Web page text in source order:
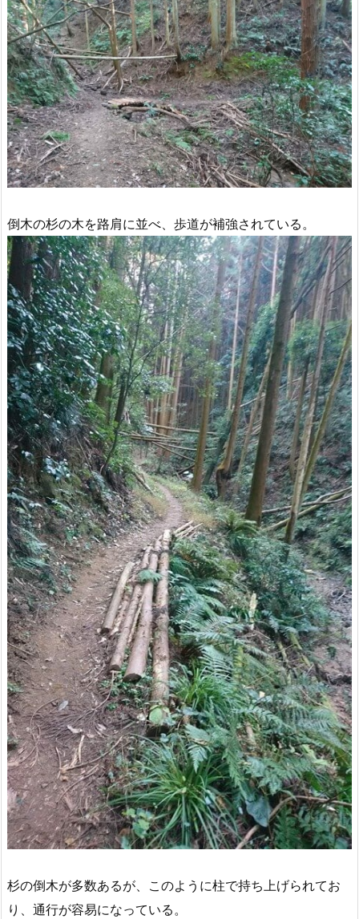
倒木の杉の木を路肩に並べ、歩道が補強されている。
杉の倒木が多数あるが、このように柱で持ち上げられてお
り、通行が容易になっている。